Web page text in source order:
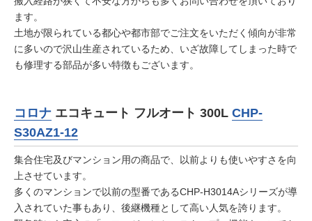
ます。
土地が限られている都心や都市部でご注文をいただく傾向が非常
に多いので沢山生産されているため、いざ故障してしまった時で
も修理する部品が多い特徴もございます。
コロナ エコキュート フルオート 300L CHP-
S30AZ1-12
集合住宅及びマンション用の商品で、以前よりも使いやすさを向
上させています。
多くのマンションで以前の型番であるCHP-H3014Aシリーズが導
入されていた事もあり、後継機種として高い人気を誇ります。